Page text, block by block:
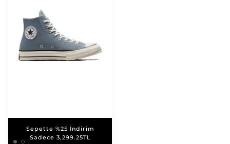
Sepette %25 İndirim
Sadece 3,299.25TL
Sepette %25 İndirim
Sadece 3,299.25TL